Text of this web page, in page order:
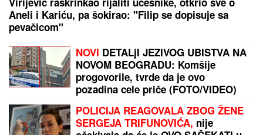
"DOK JA RAĐAM NAŠ BLAGOSLOV, TI ME VARAŠ U
NAŠEM KREVETU"Pevačicu je muž prevario dok je
bila u porodilištu: "To boli"